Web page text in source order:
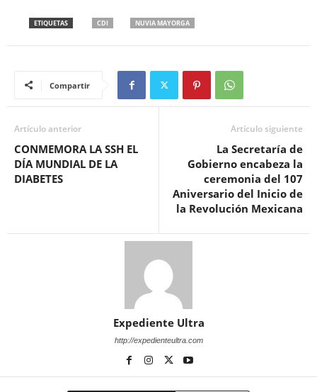
ETIQUETAS CDI NUVIA MAYORGA
Compartir
Artículo anterior
CONMEMORA LA SSH EL
DÍA MUNDIAL DE LA
DIABETES
Artículo siguiente
La Secretaría de
Gobierno encabeza la
ceremonia del 107
Aniversario del Inicio de
la Revolución Mexicana
Expediente Ultra
http://expedienteultra.com